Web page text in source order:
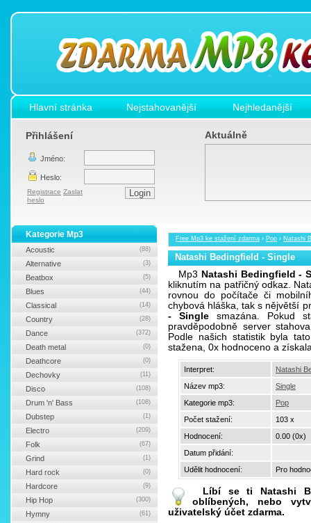
Hlavní stránka Nejstahovanější Nejhledanější
Přihlášení
Jméno:
Heslo:
Registrace Zaslat
heslo
Aktuálně
Free Mp3 ke stažení zdarma › Pop › Natashi
Natashi Bedingfield - Single
Mp3 Natashi Bedingfield -
kliknutím na patřičný odkaz.
rovnou do počítače či
chybová hláška, tak s nějvětší
- Singlesmazána. Pokud
pravděpodobně server
Podle našich statistik byla
stažena, 0x hodnoceno a
Interpret:
Natashi
Název mp3:
Single
Kategorie mp3:
Pop
Počet stažení:
103 x
Hodnocení:
0.00 (0x)
Datum přidání:
Udělit hodnocení:
Pro
Líbí se ti
Natashi
oblíbených, nebo
uživatelský účet zdarma.
Kategorie Mp3
Acoustic (88)
Alternative (3)
Beatbox (5)
Blues (44)
Classical (14)
Country (28)
Dance (372)
Death metal (0)
Deathcore (0)
Dechovky (11)
Disco (108)
Drum 'n' Bass (108)
Dubstep (1)
Electro (209)
Folk (67)
Grind (1)
Hard rock (0)
Hardcore (9)
Hip Hop (300)
Hymny (61)